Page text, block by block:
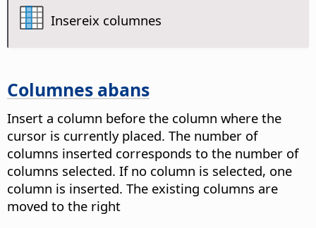
Insereix columnes
Columnes abans
Insert a column before the column where the
cursor is currently placed. The number of
columns inserted corresponds to the number of
columns selected. If no column is selected, one
column is inserted. The existing columns are
moved to the right